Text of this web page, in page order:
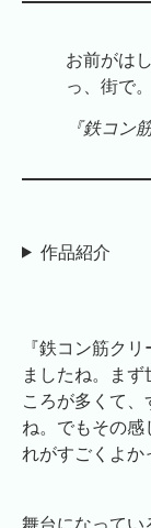
お前がは
っ、街で。
『鉄コン
作品紹介
『鉄コン筋ク
ましたね。ま
ころが多くて、
ね。でもその感
れがすごくよか
舞台になってい